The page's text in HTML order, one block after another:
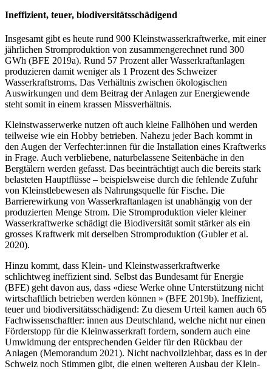
Ineffizient, teuer, biodiversitätsschädigend
Insgesamt gibt es heute rund 900 Kleinstwasserkraftwerke, mit einer
jährlichen Stromproduktion von zusammengerechnet rund 300
GWh (BFE 2019a). Rund 57 Prozent aller Wasserkraftanlagen
produzieren damit weniger als 1 Prozent des Schweizer
Wasserkraftstroms. Das Verhältnis zwischen ökologischen
Auswirkungen und dem Beitrag der Anlagen zur Energiewende
steht somit in einem krassen Missverhältnis.
Kleinstwasserwerke nutzen oft auch kleine Fallhöhen und werden
teilweise wie ein Hobby betrieben. Nahezu jeder Bach kommt in
den Augen der Verfechter:innen für die Installation eines Kraftwerks
in Frage. Auch verbliebene, naturbelassene Seitenbäche in den
Bergtälern werden gefasst. Das beeinträchtigt auch die bereits stark
belasteten Hauptflüsse – beispielsweise durch die fehlende Zufuhr
von Kleinstlebewesen als Nahrungsquelle für Fische. Die
Barrierewirkung von Wasserkraftanlagen ist unabhängig von der
produzierten Menge Strom. Die Stromproduktion vieler kleiner
Wasserkraftwerke schädigt die Biodiversität somit stärker als ein
grosses Kraftwerk mit derselben Stromproduktion (Gubler et al.
2020).
Hinzu kommt, dass Klein- und Kleinstwasserkraftwerke
schlichtweg ineffizient sind. Selbst das Bundesamt für Energie
(BFE) geht davon aus, dass «diese Werke ohne Unterstützung nicht
wirtschaftlich betrieben werden können » (BFE 2019b). Ineffizient,
teuer und biodiversitätsschädigend: Zu diesem Urteil kamen auch 65
Fachwissenschaftler: innen aus Deutschland, welche nicht nur einen
Förderstopp für die Kleinwasserkraft fordern, sondern auch eine
Umwidmung der entsprechenden Gelder für den Rückbau der
Anlagen (Memorandum 2021). Nicht nachvollziehbar, dass es in der
Schweiz noch Stimmen gibt, die einen weiteren Ausbau der Klein-